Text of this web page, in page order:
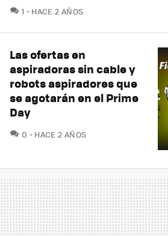
1 COMENTARIOS
HACE 2 AÑOS
Las ofertas en
aspiradoras sin cable y
robots aspiradores que
se agotarán en el Prime
Day
0 COMENTARIOS
HACE 2 AÑOS